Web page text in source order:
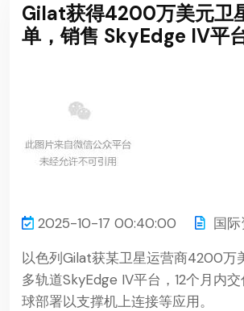
Gilat获得4200万美元卫
单，销售 SkyEdge IV平
2025-10-17 00:40:00
国
以色列Gilat获某卫星运营商4200万
多轨道SkyEdge IV平台，12个月内
球部署以支撑机上连接等应用。